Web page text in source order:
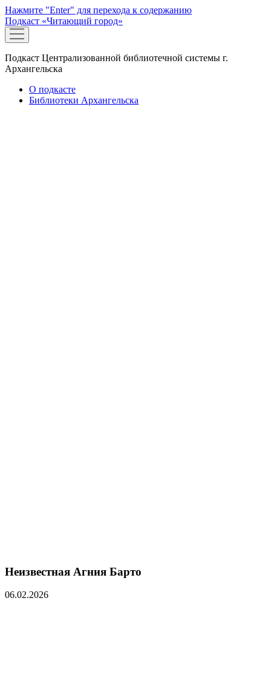
Нажмите "Enter" для перехода к содержанию
Подкаст «Читающий город»
открыть
меню
Подкаст Централизованной библиотечной системы г.
Архангельска
О подкасте
Библиотеки Архангельска
Неизвестная Агния Барто
06.02.2026